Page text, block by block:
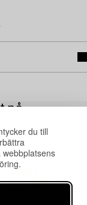
du till
på